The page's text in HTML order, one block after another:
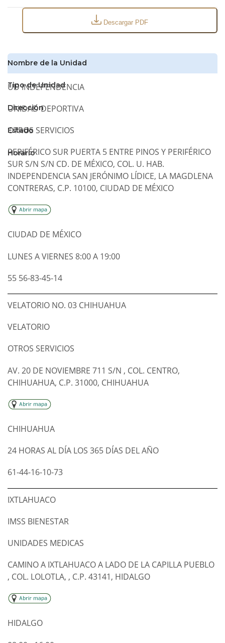
Descargar PDF
Nombre de la Unidad
Tipo de Unidad
Dirección
Estado
Horario
UD INDEPENDENCIA
UNIDAD DEPORTIVA
OTROS SERVICIOS
PERIFÉRICO SUR PUERTA 5 ENTRE PINOS Y PERIFÉRICO
SUR S/N S/N CD. DE MÉXICO, COL. U. HAB.
INDEPENDENCIA SAN JERÓNIMO LÍDICE, LA MAGDLENA
CONTRERAS, C.P. 10100, CIUDAD DE MÉXICO
CIUDAD DE MÉXICO
LUNES A VIERNES 8:00 A 19:00
55 56-83-45-14
VELATORIO NO. 03 CHIHUAHUA
VELATORIO
OTROS SERVICIOS
AV. 20 DE NOVIEMBRE 711 S/N , COL. CENTRO,
CHIHUAHUA, C.P. 31000, CHIHUAHUA
CHIHUAHUA
24 HORAS AL DÍA LOS 365 DÍAS DEL AÑO
61-44-16-10-73
IXTLAHUACO
IMSS BIENESTAR
UNIDADES MEDICAS
CAMINO A IXTLAHUACO A LADO DE LA CAPILLA PUEBLO
, COL. LOLOTLA, , C.P. 43141, HIDALGO
HIDALGO